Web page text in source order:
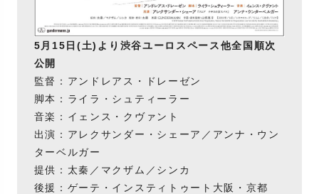
5月15日(土)より渋谷ユーロスペース他全国順次
公開
監督：アンドレアス・ドレーゼン
脚本：ライラ・シュティーラー
音楽：イェンス・クヴァント
出演：アレクサンダー・シェーア／アンナ・ウン
ターベルガー
提供：太秦／マクザム／シンカ
後援：ゲーテ・インスティトゥート大阪・京都